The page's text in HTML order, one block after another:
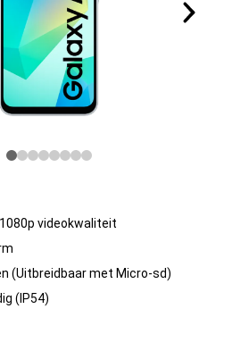
videokwaliteit
(Uitbreidbaar met Micro-sd)
(IP54)